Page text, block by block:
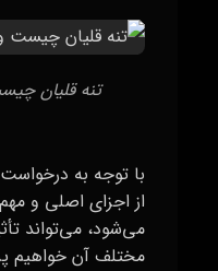
تنه قلیان
با توجه به
از اجزای اصلی و
می‌شود، می‌تواند
مختلف آن خواهیم